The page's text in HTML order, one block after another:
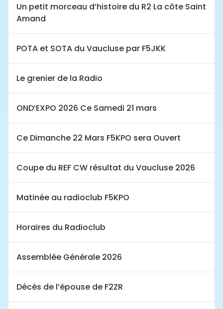
Un petit morceau d’histoire du R2 La côte Saint
Amand
POTA et SOTA du Vaucluse par F5JKK
Le grenier de la Radio
OND’EXPO 2026 Ce Samedi 21 mars
Ce Dimanche 22 Mars F5KPO sera Ouvert
Coupe du REF CW résultat du Vaucluse 2026
Matinée au radioclub F5KPO
Horaires du Radioclub
Assemblée Générale 2026
Décès de l’épouse de F2ZR